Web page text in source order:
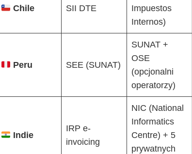
Chile SII DTE
Impuestos
Internos)
Peru SEE (SUNAT)
SUNAT +
OSE
(opcjonalni
operatorzy)
Indie
IRP e-
invoicing
NIC (National
Informatics
Centre) + 5
prywatnych